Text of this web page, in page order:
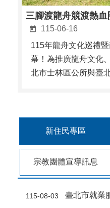
115-06-16
115年龍舟文化巡禮
幕！為推廣龍舟文化
北市士林區公所與臺
驗活動」，透過文化
歷史脈絡與精神內涵
新住民專區
宗教團體宣導訊息
115-08-03 臺北市就業服務處舉辦115年度